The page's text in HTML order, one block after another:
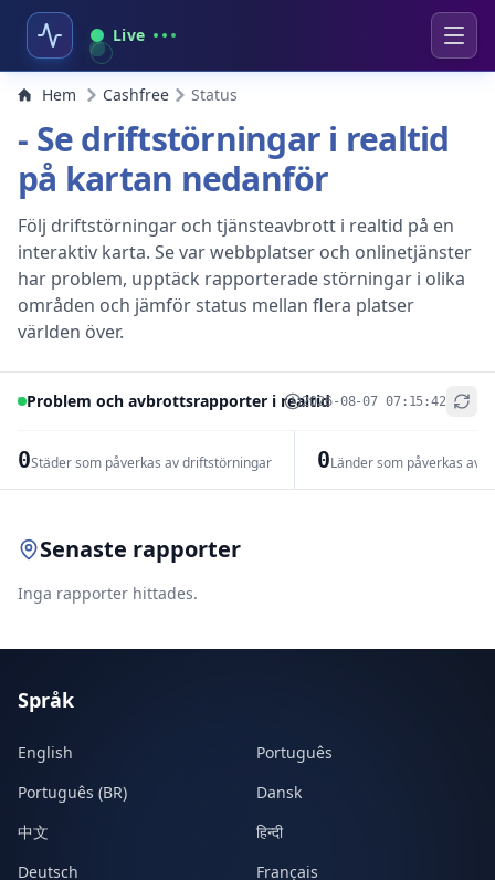
Live
Hem Cashfree Status
- Se driftstörningar i realtid
på kartan nedanför
Följ driftstörningar och tjänsteavbrott i realtid på en
interaktiv karta. Se var webbplatser och onlinetjänster
har problem, upptäck rapporterade störningar i olika
områden och jämför status mellan flera platser
världen över.
Problem och avbrottsrapporter i realtid2026-08-07 07:15:42
0Städer som påverkas av driftstörningar 0Länder som påverkas av
+
Senaste rapporter
Inga rapporter hittades.
Språk
English
Português
Português (BR)
Dansk
中文
हिन्दी
Deutsch
Français